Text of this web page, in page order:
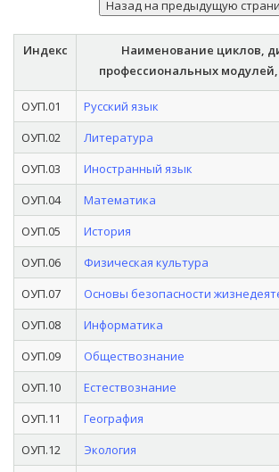
Индекс
Наименование циклов,
профессиональных
ОУП.01
Русский язык
ОУП.02
Литература
ОУП.03
Иностранный язык
ОУП.04
Математика
ОУП.05
История
ОУП.06
Физическая культура
ОУП.07
Основы безопасности
ОУП.08
Информатика
ОУП.09
Обществознание
ОУП.10
Естествознание
ОУП.11
География
ОУП.12
Экология